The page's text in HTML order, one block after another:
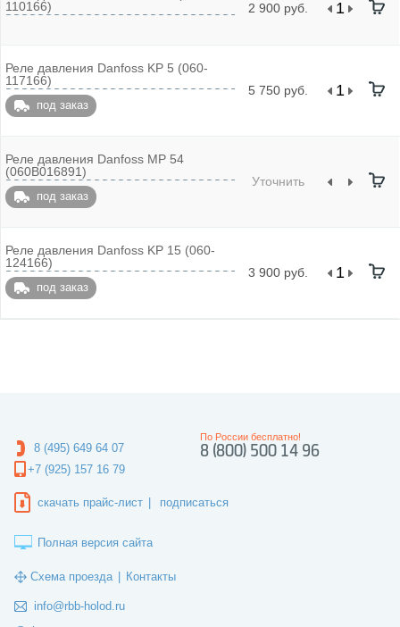
110166)
2 900 руб.
Реле давления Danfoss KP 5 (060-
117166)
под заказ
5 750 руб.
Реле давления Danfoss MP 54
(060B016891)
под заказ
Уточнить
Реле давления Danfoss KP 15 (060-
124166)
под заказ
3 900 руб.
8 (495) 649 64 07
+7 (925) 157 16 79
8 (800) 500 14 96
По России бесплатно!
скачать прайс-лист подписаться
Полная версия сайта
Схема проезда Контакты
info@rbb-holod.ru